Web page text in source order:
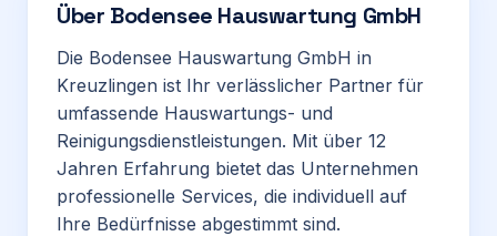
Über Bodensee Hauswartung GmbH
Die Bodensee Hauswartung GmbH in
Kreuzlingen ist Ihr verlässlicher Partner für
umfassende Hauswartungs- und
Reinigungsdienstleistungen. Mit über 12
Jahren Erfahrung bietet das Unternehmen
professionelle Services, die individuell auf
Ihre Bedürfnisse abgestimmt sind.